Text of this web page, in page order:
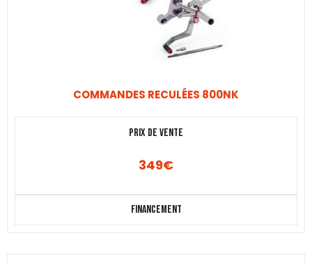
COMMANDES RECULÉES 800NK
Prix de vente
349€
Financement